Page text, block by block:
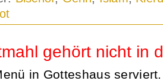
gehört nicht in
in Gotteshaus serviert.